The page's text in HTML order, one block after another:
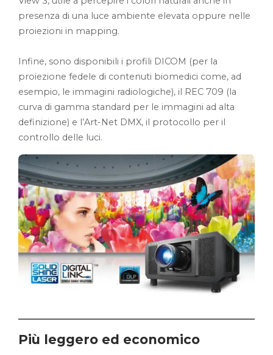
presenza di una luce ambiente elevata oppure nelle
proiezioni in mapping.
Infine, sono disponibili i profili DICOM (per la
proiezione fedele di contenuti biomedici come, ad
esempio, le immagini radiologiche), il REC 709 (la
curva di gamma standard per le immagini ad alta
definizione) e l’Art-Net DMX, il protocollo per il
controllo delle luci.
Più leggero ed economico